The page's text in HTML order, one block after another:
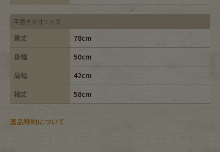
平置き実寸サイズ
着丈
78cm
身幅
50cm
肩幅
42cm
袖丈
58cm
返品特約について